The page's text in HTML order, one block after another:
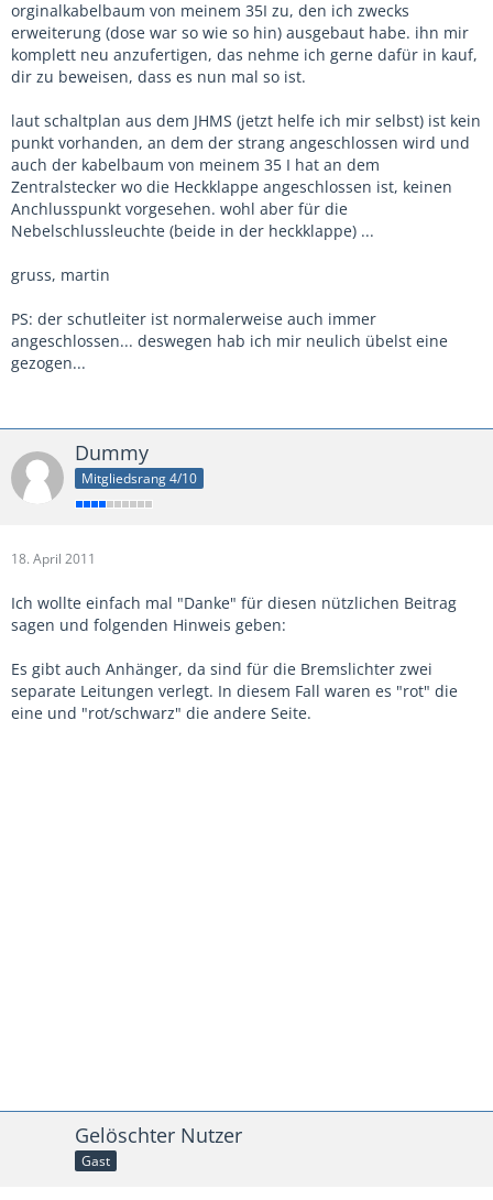
orginalkabelbaum von meinem 35I zu, den ich zwecks
erweiterung (dose war so wie so hin) ausgebaut habe. ihn mir
komplett neu anzufertigen, das nehme ich gerne dafür in kauf,
dir zu beweisen, dass es nun mal so ist.
laut schaltplan aus dem JHMS (jetzt helfe ich mir selbst) ist kein
punkt vorhanden, an dem der strang angeschlossen wird und
auch der kabelbaum von meinem 35 I hat an dem
Zentralstecker wo die Heckklappe angeschlossen ist, keinen
Anchlusspunkt vorgesehen. wohl aber für die
Nebelschlussleuchte (beide in der heckklappe) ...
gruss, martin
PS: der schutleiter ist normalerweise auch immer
angeschlossen... deswegen hab ich mir neulich übelst eine
gezogen...
Dummy
Mitgliedsrang 4/10
18. April 2011
Ich wollte einfach mal "Danke" für diesen nützlichen Beitrag
sagen und folgenden Hinweis geben:
Es gibt auch Anhänger, da sind für die Bremslichter zwei
separate Leitungen verlegt. In diesem Fall waren es "rot" die
eine und "rot/schwarz" die andere Seite.
Gelöschter Nutzer
Gast